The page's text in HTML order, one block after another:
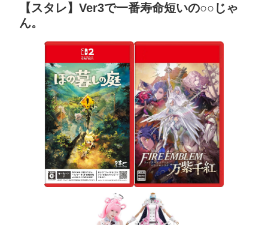
【スタレ】Ver3で一番寿命短いの○○じゃ
ん。